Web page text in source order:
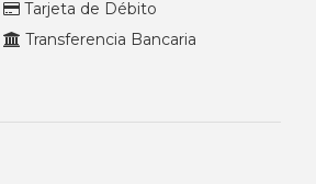
Tarjeta de Débito
Transferencia Bancaria